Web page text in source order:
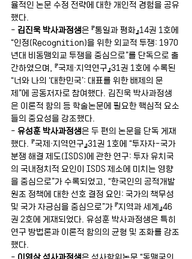
율적인 논문 수정 전략에 대한 개인적 경험을 공유
했다.
- 김진욱 박사과정생은 『통일과 평화』14권 1호에
“인정(Recognition)을 위한 외교적 투쟁: 1970
년대 비동맹외교 투쟁을 중심으로”를 단독으로 출
간하였으며, 『국제·지역연구』31권 1호에 수록된
“너와 나의 ‘대한민국’: 대표를 위한 배제의 문
제”에 공동저자로 참여했다. 김진욱 박사과정생
은 이론적 함의 등 학술논문에 필요한 핵심적 요소
들의 중요성을 강조했다.
- 유성훈 박사과정생은 두 편의 논문을 단독 게재
했다. 『국제·지역연구』31권 1호에 “투자자-국가
분쟁 해결 제도(ISDS)에 관한 연구: 투자 유치국
의 국내정치적 요인이 ISDS 제소에 미치는 영향
을 중심으로”가 수록되었고, “한국인의 공적개발
원조 정책에 대한 선호 결정 요인: 국가의 책무성
및 국가 자긍심을 중심으로”가 『지역과 세계』46
권 2호에 게재되었다. 유성훈 박사과정생은 특히
연구 방법론과 이론적 함의의 균형 및 조화를 강조
했다.